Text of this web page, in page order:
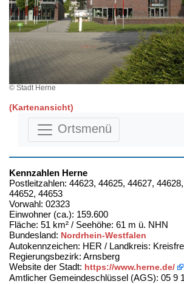
© Stadt Herne
(Kartenansicht)
Ortsmenü
Kennzahlen Herne
Postleitzahlen: 44623, 44625, 44627,
44652, 44653
Vorwahl: 02323
Einwohner (ca.): 159.600
Fläche: 51 km² / Seehöhe: 61 m ü. NHN
Bundesland: Nordrhein-Westfalen
Autokennzeichen: HER / Landkreis:
Regierungsbezirk: Arnsberg
Website der Stadt: https://www.herne.de/
Amtlicher Gemeindeschlüssel (AGS): 05 9